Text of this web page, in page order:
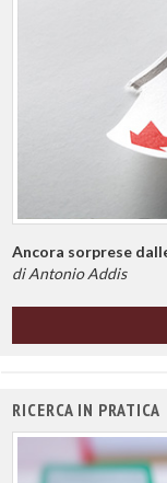
Ancora sorprese
di Antonio Addis
RICERCA IN PRATICA